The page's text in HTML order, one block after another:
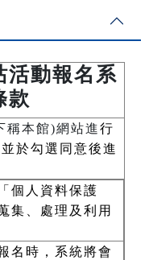
活動報名系
款
稱本館)網站進行
於勾選同意後進
個人資料保護
集、處理及利用
名時，系統將會